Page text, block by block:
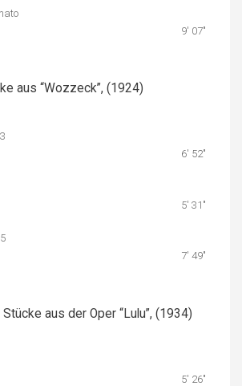
9′ 07″
aus “Wozzeck”, (1924)
6′ 52″
5′ 31″
7′ 49″
aus der Oper “Lulu”, (1934)
5′ 26″